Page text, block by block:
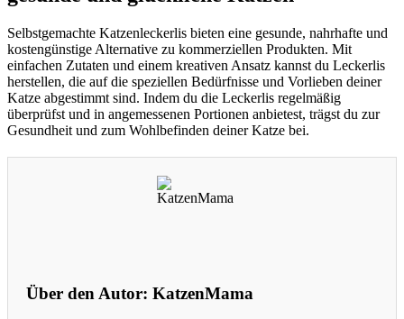
Selbstgemachte Katzenleckerlis bieten eine gesunde, nahrhafte und
kostengünstige Alternative zu kommerziellen Produkten. Mit
einfachen Zutaten und einem kreativen Ansatz kannst du Leckerlis
herstellen, die auf die speziellen Bedürfnisse und Vorlieben deiner
Katze abgestimmt sind. Indem du die Leckerlis regelmäßig
überprüfst und in angemessenen Portionen anbietest, trägst du zur
Gesundheit und zum Wohlbefinden deiner Katze bei.
Über den Autor: KatzenMama